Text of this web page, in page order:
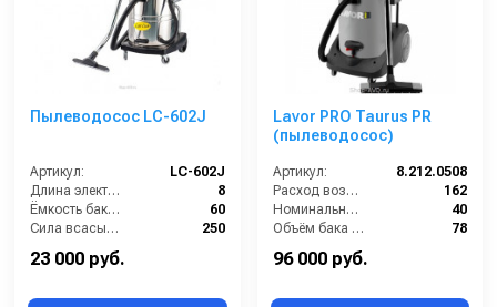
Пылеводосос LC-602J
Артикул:
LC-602J
Длина электрического кабеля (м):
8
Ёмкость бака (л):
60
Сила всасывания (мбар):
250
Мощность (кВт):
23 000 руб.
Lavor PRO Taurus PR
(пылеводосос)
Артикул:
8.212.0508
Расход воздуха (л/сек):
162
Номинальный диаметр принадлежностей (мм):
40
Объём бака (л):
78
Рабочая ширина основной насадки (мм):
96 000 руб.